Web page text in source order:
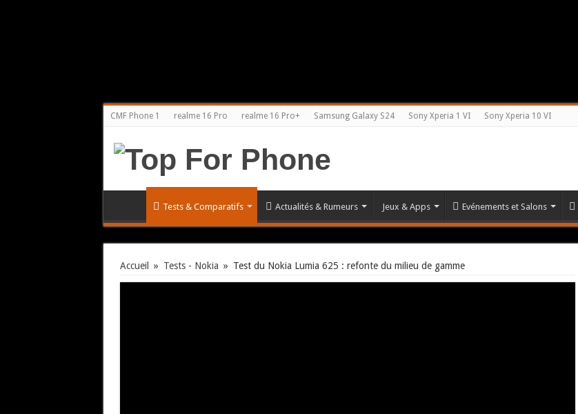
CMF Phone 1 realme 16 Pro realme 16 Pro+ Samsung Galaxy S24 Sony Xperia 1 VI Sony Xperia 10 VI
Tests & Comparatifs Actualités & Rumeurs Jeux & Apps Evénements et Salons
Accueil » Tests - Nokia » Test du Nokia Lumia 625 : refonte du milieu de gamme